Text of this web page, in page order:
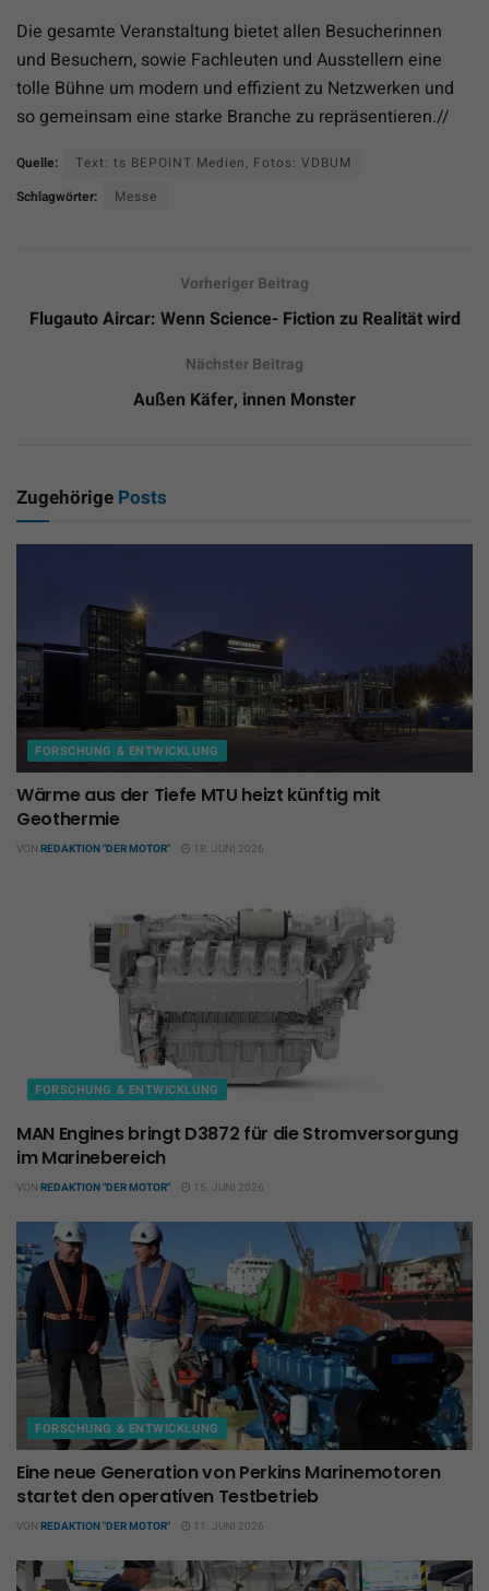
Die gesamte Veranstaltung bietet allen Besucherinnen
und Besuchern, sowie Fachleuten und Ausstellern eine
tolle Bühne um modern und effizient zu Netzwerken und
so gemeinsam eine starke Branche zu repräsentieren.//
Quelle:
Text: ts BEPOINT Medien, Fotos: VDBUM
Schlagwörter:
Messe
Vorheriger Beitrag
Flugauto Aircar: Wenn Science- Fiction zu Realität wird
Nächster Beitrag
Außen Käfer, innen Monster
Zugehörige Posts
FORSCHUNG & ENTWICKLUNG
Wärme aus der Tiefe MTU heizt künftig mit
Geothermie
VON REDAKTION "DER MOTOR" 18. JUNI 2026
FORSCHUNG & ENTWICKLUNG
MAN Engines bringt D3872 für die Stromversorgung
im Marinebereich
VON REDAKTION "DER MOTOR" 15. JUNI 2026
FORSCHUNG & ENTWICKLUNG
Eine neue Generation von Perkins Marinemotoren
startet den operativen Testbetrieb
VON REDAKTION "DER MOTOR" 11. JUNI 2026